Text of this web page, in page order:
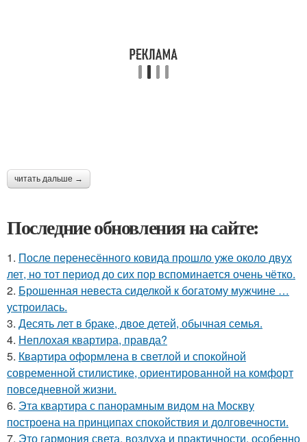
читать дальше →
Последние обновления на сайте:
1. После перенесённого ковида прошло уже около двух
лет, но тот период до сих пор вспоминается очень чётко.
2. Брошенная невеста сиделкой к богатому мужчине …
устроилась.
3. Десять лет в браке, двое детей, обычная семья.
4. Неплохая квартира, правда?
5. Квартира оформлена в светлой и спокойной
современной стилистике, ориентированной на комфорт
повседневной жизни.
6. Эта квартира с панорамным видом на Москву
построена на принципах спокойствия и долговечности.
7. Это гармония света, воздуха и практичности, особенно